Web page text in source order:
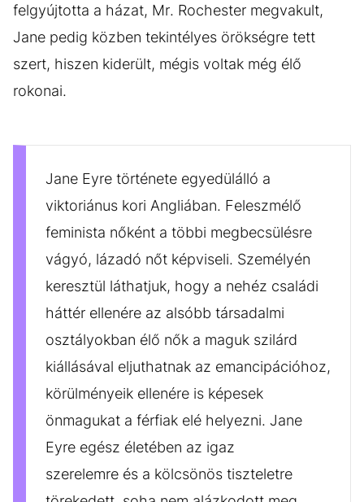
felgyújtotta a házat, Mr. Rochester megvakult,
Jane pedig közben tekintélyes örökségre tett
szert, hiszen kiderült, mégis voltak még élő
rokonai.
Jane Eyre története egyedülálló a
viktoriánus kori Angliában. Feleszmélő
feminista nőként a többi megbecsülésre
vágyó, lázadó nőt képviseli. Személyén
keresztül láthatjuk, hogy a nehéz családi
háttér ellenére az alsóbb társadalmi
osztályokban élő nők a maguk szilárd
kiállásával eljuthatnak az emancipációhoz,
körülményeik ellenére is képesek
önmagukat a férfiak elé helyezni. Jane
Eyre egész életében az igaz
szerelemre és a kölcsönös tiszteletre